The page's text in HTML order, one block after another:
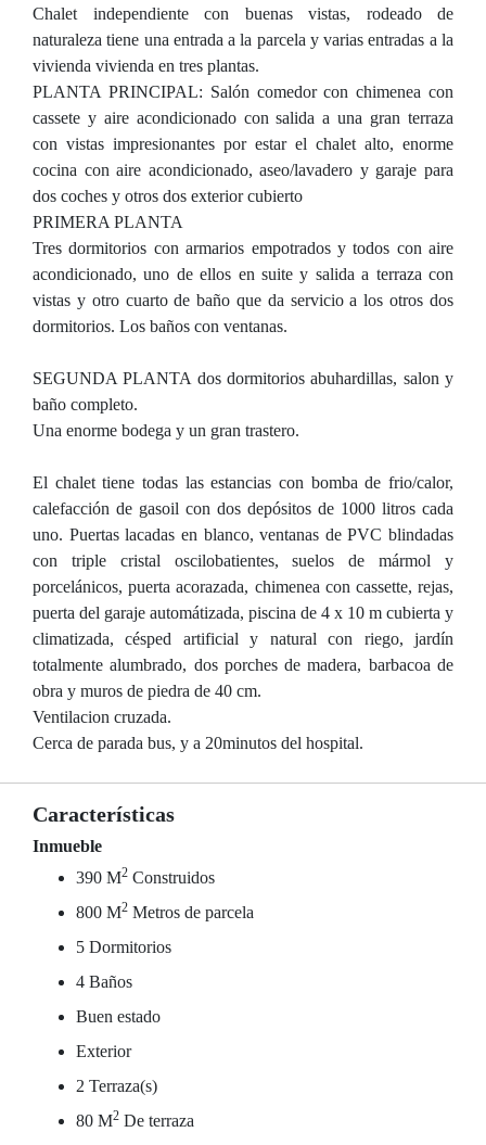
Chalet independiente con buenas vistas, rodeado de
naturaleza tiene una entrada a la parcela y varias entradas a la
vivienda vivienda en tres plantas.
PLANTA PRINCIPAL: Salón comedor con chimenea con
cassete y aire acondicionado con salida a una gran terraza
con vistas impresionantes por estar el chalet alto, enorme
cocina con aire acondicionado, aseo/lavadero y garaje para
dos coches y otros dos exterior cubierto
PRIMERA PLANTA
Tres dormitorios con armarios empotrados y todos con aire
acondicionado, uno de ellos en suite y salida a terraza con
vistas y otro cuarto de baño que da servicio a los otros dos
dormitorios. Los baños con ventanas.
SEGUNDA PLANTA dos dormitorios abuhardillas, salon y
baño completo.
Una enorme bodega y un gran trastero.
El chalet tiene todas las estancias con bomba de frio/calor,
calefacción de gasoil con dos depósitos de 1000 litros cada
uno. Puertas lacadas en blanco, ventanas de PVC blindadas
con triple cristal oscilobatientes, suelos de mármol y
porcelánicos, puerta acorazada, chimenea con cassette, rejas,
puerta del garaje automátizada, piscina de 4 x 10 m cubierta y
climatizada, césped artificial y natural con riego, jardín
totalmente alumbrado, dos porches de madera, barbacoa de
obra y muros de piedra de 40 cm.
Ventilacion cruzada.
Cerca de parada bus, y a 20minutos del hospital.
Características
Inmueble
390 M2 Construidos
800 M2 Metros de parcela
5 Dormitorios
4 Baños
Buen estado
Exterior
2 Terraza(s)
80 M2 De terraza